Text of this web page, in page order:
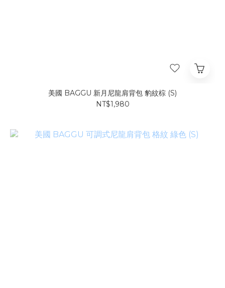
美國 BAGGU 新月尼龍肩背包 豹紋棕 (S)
NT$1,980